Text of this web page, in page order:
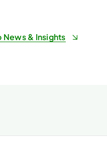
News & Insights